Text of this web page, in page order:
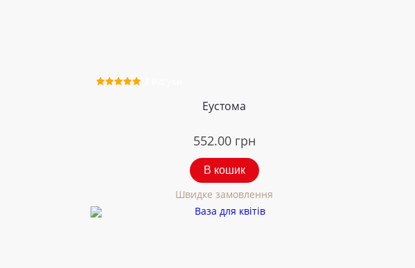
Еустома
552.00 грн
В кошик
Швидке замовлення